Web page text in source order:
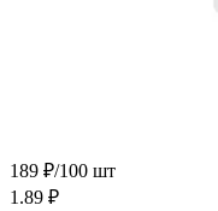
189 ₽/100 шт
1.89 ₽